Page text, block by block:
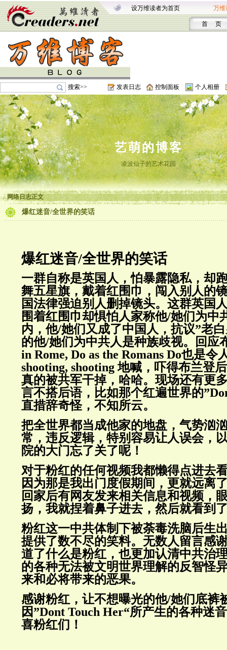
设万维读者为首页 万维
首 页
搜索>> 发表日志 控制面板 个人相册
艺萌的博客
凌波仙子的艺术花园
网络日志正文
爆红迷音/全世界的笑话
爆红迷音/全世界的笑话
一群自称是英国人，怕暴露隐私，却
舞五星旗，戴着红围巾，闯入别人的
国法律强迫别人删掉镜头。这群英国
围着红围巾却惧怕人家称他/她们为中
内，他/她们又成了中国人，抗议”老
的他/她们为中共人是种族歧视。回应
in Rome, Do as the Romans Do也是令
shooting, shooting 地喊，吓得布兰登
真的被共军干掉，哈哈。现场还有更
言不搭后语，比如那个红遍世界的
直措辞奇怪，不知所云。
把全世界都当成他家的地盘，气势汹
常，违反逻辑，特别容易让人误会，
院的大门忘了关了呢！
对于粉红的任何视频我都懒得点进去
因为那是我出门度假期间，更就远离
回家后有网友发来相关信息和视频，
扬，我就捏着鼻子进去，然后就看到
粉红这一中共体制下被荼毒洗脑后生
提供了数不尽的笑料。无数人留言感
道了什么是粉红，也更加认清中共治
的各种无法被文明世界理解的反智怪
来和必将带来的恶果。
感谢粉红，让不想曝光的他/她们底裤
因”Dont Touch Her“所产生的各种迷
喜粉红们！